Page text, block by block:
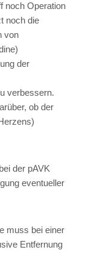
noch Operation
noch die
von
der
verbessern.
ob der
der pAVK
eventueller
muss bei einer
Entfernung